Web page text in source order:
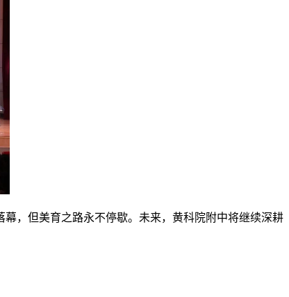
，但美育之路永不停歇。未来，黄科院附中将继续深耕